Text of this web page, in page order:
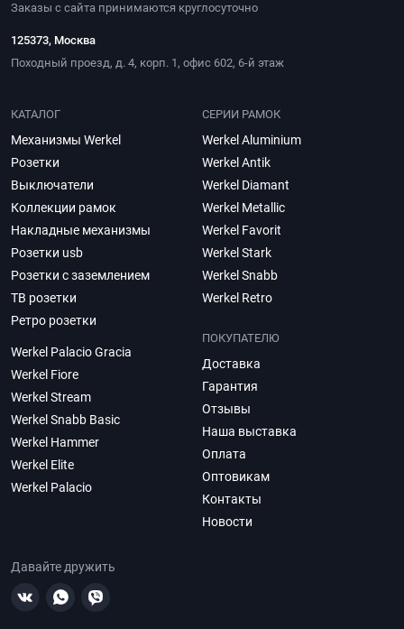
Заказы с сайта принимаются круглосуточно
125373, Москва
Походный проезд, д. 4, корп. 1, офис 602, 6-й этаж
КАТАЛОГ
Механизмы Werkel
Розетки
Выключатели
Коллекции рамок
Накладные механизмы
Розетки usb
Розетки с заземлением
ТВ розетки
Ретро розетки
СЕРИИ РАМОК
Werkel Aluminium
Werkel Antik
Werkel Diamant
Werkel Metallic
Werkel Favorit
Werkel Stark
Werkel Snabb
Werkel Retro
Werkel Palacio Gracia
Werkel Fiore
Werkel Stream
Werkel Snabb Basic
Werkel Hammer
Werkel Elite
Werkel Palacio
ПОКУПАТЕЛЮ
Доставка
Гарантия
Отзывы
Наша выставка
Оплата
Оптовикам
Контакты
Новости
Давайте дружить